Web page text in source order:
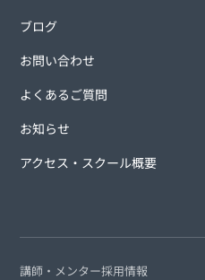
ブログ
お問い合わせ
よくあるご質問
お知らせ
アクセス・スクール概要
講師・メンター採用情報